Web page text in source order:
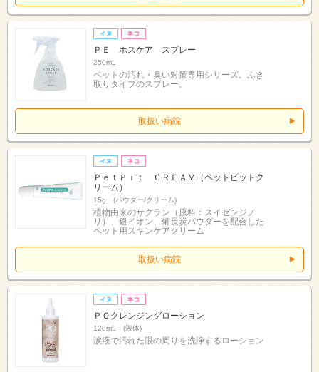
ＰＥ ホスケア スプレー
250mL
ペットの汚れ・臭い対策専用シリーズ。ふき
取りタイプのスプレー。
取扱い病院
ＰｅｔＰｉｔ ＣＲＥＡＭ（ペットピットク
リーム）
15g (パウダー/クリーム)
植物由来のサクラン（原料：スイゼンジノ
リ）、銀イオン、備長炭パウダーを配合した
ペット用スキンケアクリーム
取扱い病院
ＰＯクレンジングローション
120mL (液体)
涙液で汚れた眼の周りを洗浄するローション